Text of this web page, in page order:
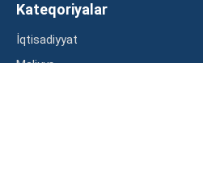
Kateqoriyalar
İqtisadiyyat
Maliyyə